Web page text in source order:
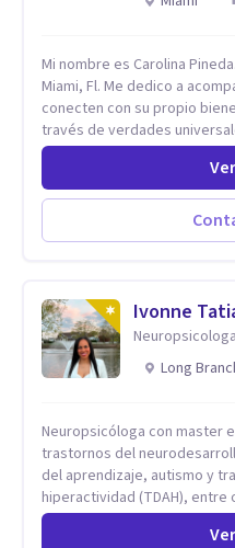
Mi nombre es Carolina
Miami, Fl. Me dedico a
conecten con su propio
través de verdades
permitamos navegar por la
Todo se encuentra en
de adentro hacia afuera. Un
lo que necesitamos, todos.
Ivonne
Long
Neuropsicóloga con master
trastornos del
del aprendizaje, autismo y trastorno de atención con
hiperactividad (TDAH), entre
depresión, ansiedad y